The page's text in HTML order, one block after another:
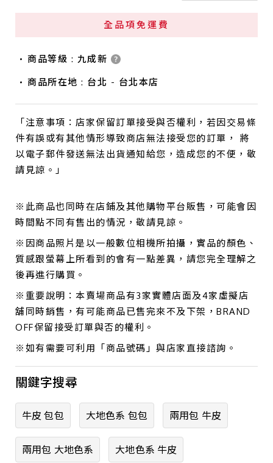
全品項免運費
商品等級 : 九成新
商品所在地 : 台北 - 台北本店
「注意事項：店家保留訂單接受與否權利，若因交易條
件有誤或有其他情形導致商店無法接受您的訂單， 將
以電子郵件發送無法出貨通知給您，造成您的不便，敬
請見諒。」
※此商品也同時在店鋪及其他購物平台販售，可能會因
時間點不同有售出的情況，敬請見諒。
※因商品照片是以一般數位相機所拍攝，實品的顏色、
質感跟螢幕上所看到的會有一點差異，請您完全理解之
後再進行購買。
※重要說明：本賣場商品有3家實體店面及4家虛擬店
舖同時銷售，有可能商品已售完來不及下架，BRAND
OFF保留接受訂單與否的權利。
※如有需要可利用「商品號碼」與店家直接諮詢。
關鍵字搜尋
牛皮 包包 大地色系 包包 兩用包 牛皮
兩用包 大地色系 大地色系 牛皮